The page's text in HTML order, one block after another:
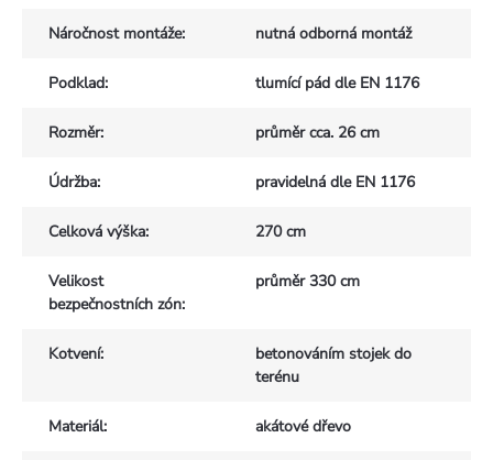
Náročnost montáže: nutná odborná montáž
Podklad: tlumící pád dle EN 1176
Rozměr: průměr cca. 26 cm
Údržba: pravidelná dle EN 1176
Celková výška: 270 cm
Velikost
bezpečnostních zón:
průměr 330 cm
Kotvení:
betonováním stojek do
terénu
Materiál: akátové dřevo